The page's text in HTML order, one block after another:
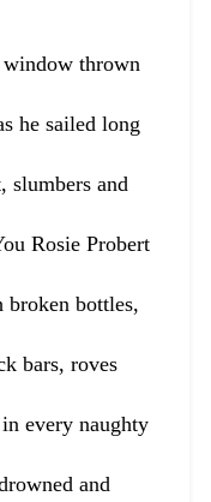
window thrown
he sailed long
slumbers and
Rosie Probert
bottles,
bars, roves
every naughty
and